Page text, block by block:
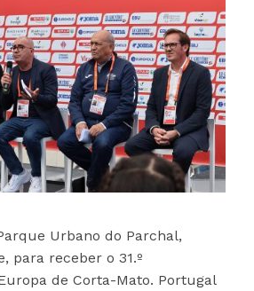
Urbano do Parchal,
para receber o 31.º
de Corta-Mato. Portugal